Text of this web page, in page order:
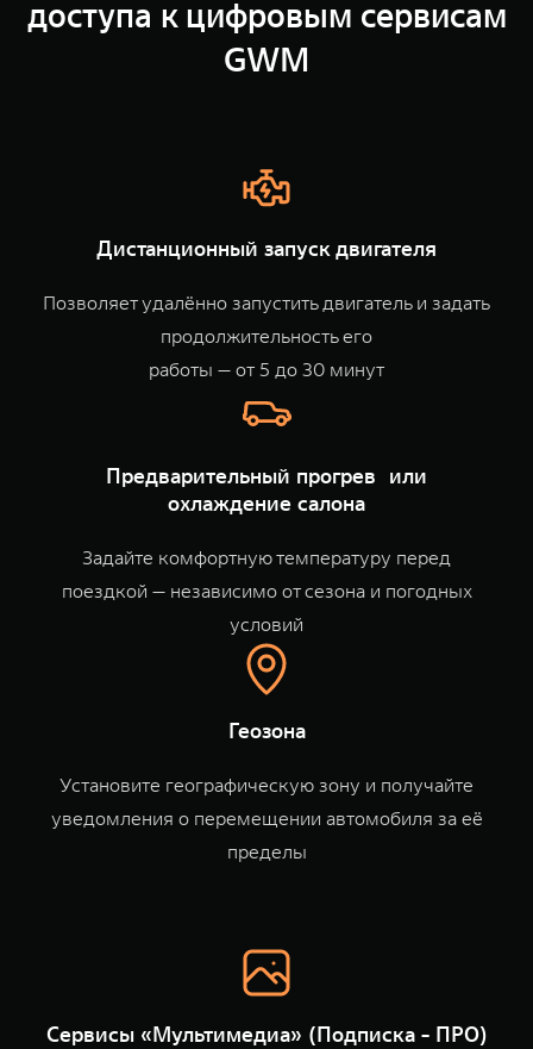
WEY 07
Расширяя границы комфорта
от 6 149 000 ₽
WEY 05
Эстетика нового времени
от 5 699 000 ₽
WEY 80
Масштаб возможностей
от 6 449 000 ₽
WEY 80 Лаундж
Масштаб возможностей
от 8 099 000 ₽
TANK Финансы
Корпоративным клиентам
TANK Страхование
Сервис
Специальные предложения
Подписки
доступа к цифровым сервисам
GWM
Дистанционный запуск двигателя
Позволяет удалённо запустить двигатель и задать
продолжительность его
работы — от 5 до 30 минут
Предварительный прогрев или
охлаждение салона
Задайте комфортную температуру перед
поездкой — независимо от сезона и погодных
условий
Геозона
Установите географическую зону и получайте
уведомления о перемещении автомобиля за её
пределы
Сервисы «Мультимедиа» (Подписка - ПРО)